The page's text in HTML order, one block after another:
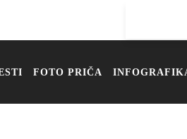
FOTO PRIČA